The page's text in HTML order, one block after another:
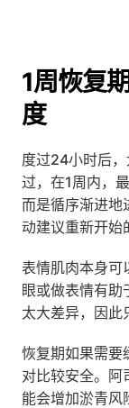
1周恢复
度
度过24小时后
过，在1周内，
而是循序渐进地
动建议重新开始
表情肌肉本身可
眼或做表情有
太大差异，因此
恢复期如果需要
对比较安全。阿
能会增加淤青